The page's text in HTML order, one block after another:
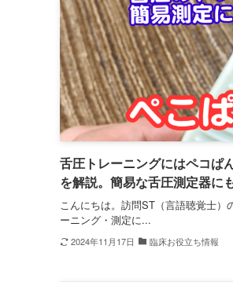
舌圧トレーニングにはペコぱ
を解説。簡易な舌圧測定器に
こんにちは。訪問ST（言語聴覚士
ーニング・測定に...
2024年11月17日 臨床お役立ち情報